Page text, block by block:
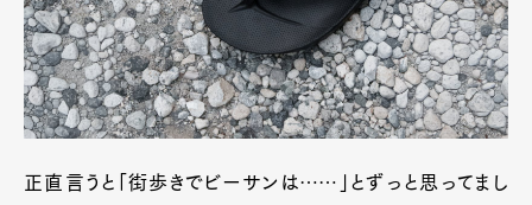
Official Columnist
About
Contact
正直言うと「街歩きでビーサンは……」とずっと思ってまし